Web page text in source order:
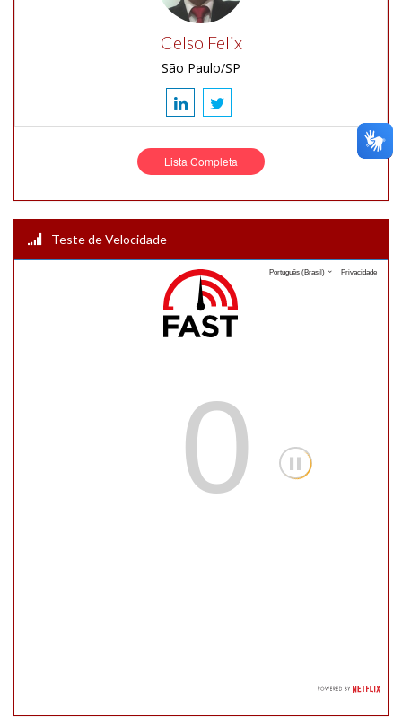
Celso Felix
São Paulo/SP
Lista Completa
Teste de Velocidade